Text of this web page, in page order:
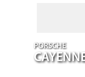
PORSCHE